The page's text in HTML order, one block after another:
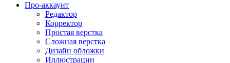
Про-аккаунт
Редактор
Корректор
Простая верстка
Сложная верстка
Дизайн обложки
Иллюстрации